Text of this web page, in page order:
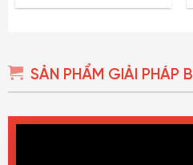
SẢN PHẨM GIẢI PHÁP